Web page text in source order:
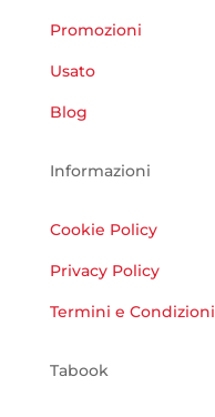
Promozioni
Usato
Blog
Informazioni
Cookie Policy
Privacy Policy
Termini e Condizioni
Tabook